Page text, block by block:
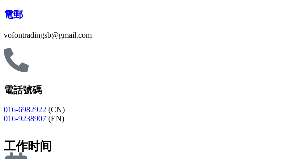
電郵
vofontradingsb@gmail.com
電話號碼
016-6982922 (CN)
016-9238907 (EN)
工作时间